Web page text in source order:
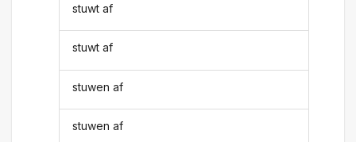
stuwt af
stuwt af
stuwen af
stuwen af